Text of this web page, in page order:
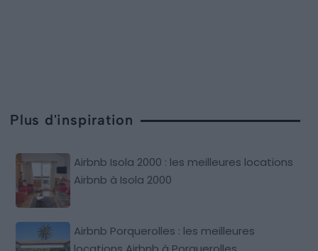
Plus d'inspiration
Airbnb Isola 2000 : les meilleures locations
Airbnb à Isola 2000
Airbnb Porquerolles : les meilleures